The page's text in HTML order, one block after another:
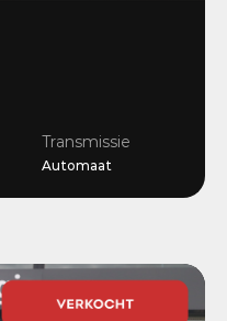
Transmissie
Automaat